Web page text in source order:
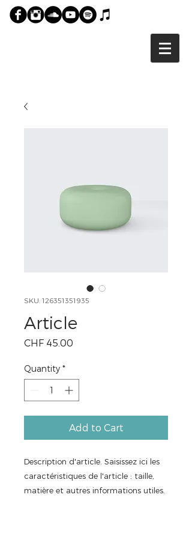
SKU: 126351351935
Article
CHF 45.00
Quantity *
Add to Cart
Description d'article. Saisissez ici les
caractéristiques de l'article : taille,
matière et autres informations utiles.